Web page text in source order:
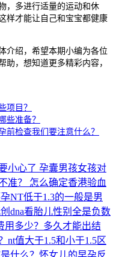
，多进行适量的运动和休
样才能让自己和宝宝都健康
绍，希望本期小编为各位
助，想知道更多精彩内容，
项目？
些准备？
前检查我们要注意什么？
小心了 孕囊男孩女孩对
准？
怎么确定香港验血
NT低于1.3的一般是男
dna看胎儿性别全是负数
用多少？多久才能出结
nt值大于1.5和小于1.5区